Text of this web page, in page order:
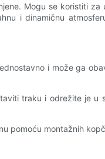
Mogu se koristiti
i dinamičnu
i može ga
traku i odrežite je
pomoću montažnih